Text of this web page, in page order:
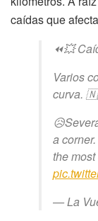
caídas que
⏪💥
Varios
curva.
a
the
— La